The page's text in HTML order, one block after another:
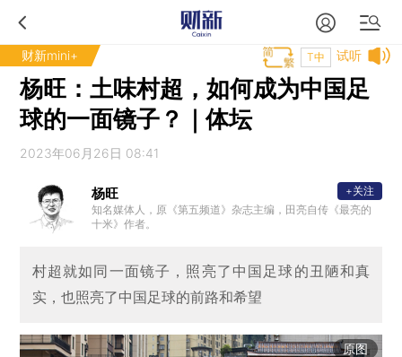
财新mini+ 试听
T中
杨旺：土味村超，如何成为中国足
球的一面镜子？｜体坛
2023年06月26日 08:41
杨旺
知名媒体人，原《第五频道》杂志主编，田亮自传《最亮的
十米》作者。
+关注
村超就如同一面镜子，照亮了中国足球的丑陋和真
实，也照亮了中国足球的前路和希望
原图